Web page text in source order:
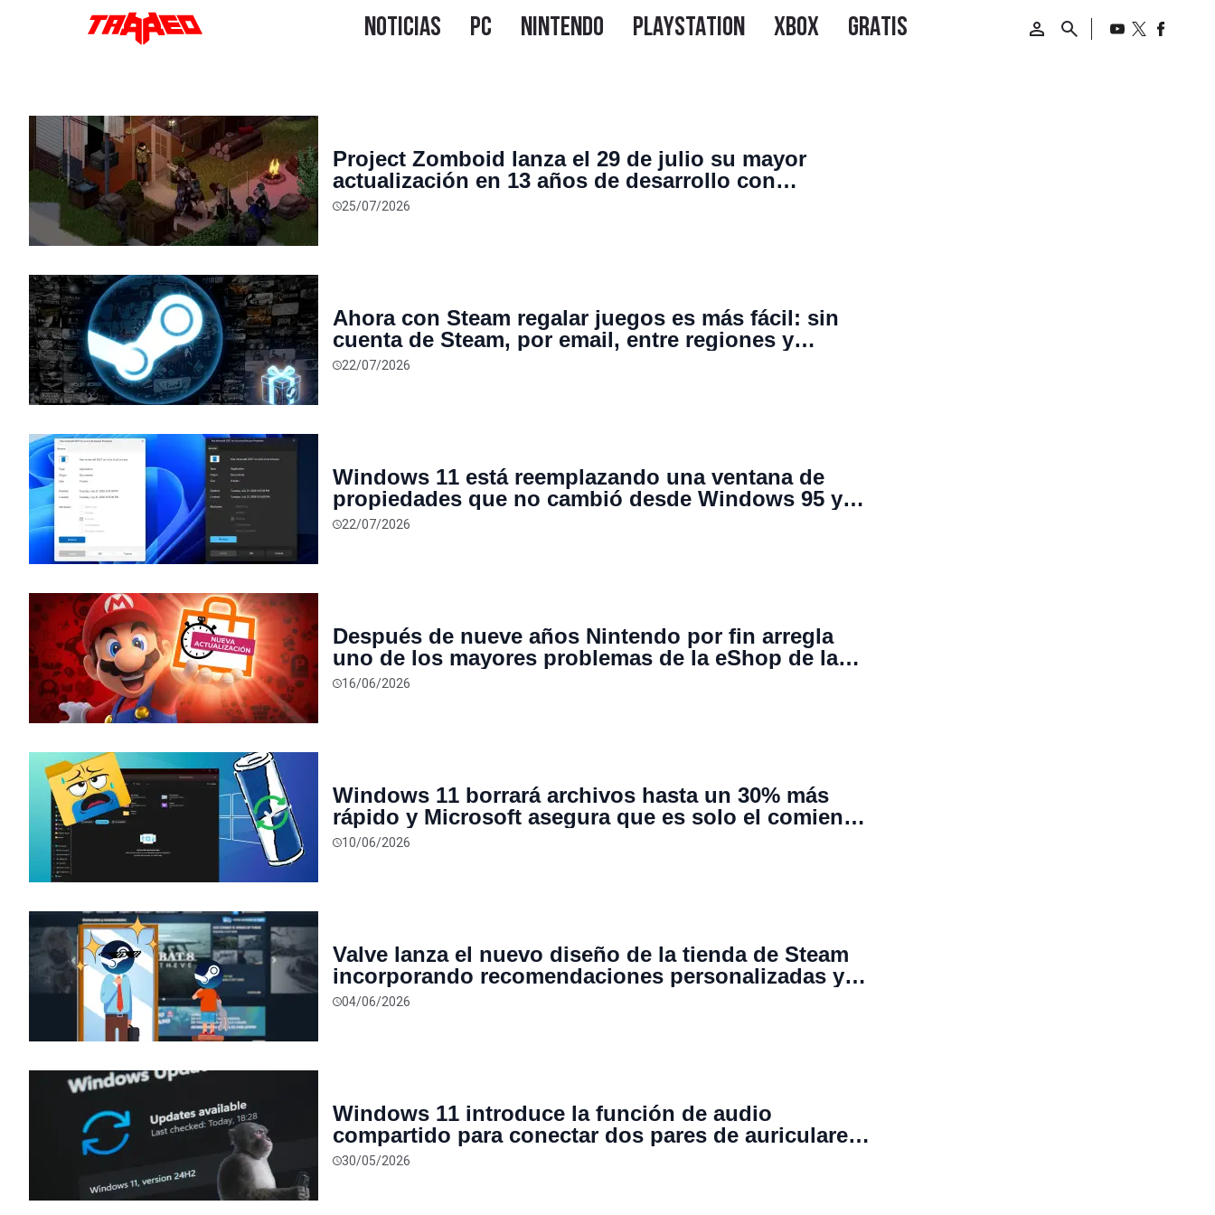
Project Zomboid lanza el 29 de julio su mayor
actualización en 13 años de desarrollo con
animales, ganadería, nuevo mapa y sistemas de
25/07/2026
Ahora con Steam regalar juegos es más fácil: sin
cuenta de Steam, por email, entre regiones y
directo desde la lista de deseados del amigo
22/07/2026
Windows 11 está reemplazando una ventana de
propiedades que no cambió desde Windows 95 y
ahora por fin tendrá modo oscuro después de casi
22/07/2026
Después de nueve años Nintendo por fin arregla
uno de los mayores problemas de la eShop de la
Nintendo Switch
16/06/2026
Windows 11 borrará archivos hasta un 30% más
rápido y Microsoft asegura que es solo el comienzo
de futuras actualizaciones
10/06/2026
Valve lanza el nuevo diseño de la tienda de Steam
incorporando recomendaciones personalizadas y
mejoras visuales
04/06/2026
Windows 11 introduce la función de audio
compartido para conectar dos pares de auriculares
inalámbricos simultáneamente al estilo de los
30/05/2026